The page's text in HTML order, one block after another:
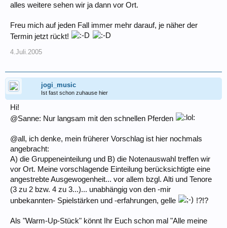
alles weitere sehen wir ja dann vor Ort.
Freu mich auf jeden Fall immer mehr darauf, je näher der
Termin jetzt rückt!
4.Juli.2005
jogi_music
Ist fast schon zuhause hier
Hi!
@Sanne: Nur langsam mit den schnellen Pferden
@all, ich denke, mein früherer Vorschlag ist hier nochmals
angebracht:
A) die Gruppeneinteilung und B) die Notenauswahl treffen wir
vor Ort. Meine vorschlagende Einteilung berücksichtigte eine
angestrebte Ausgewogenheit... vor allem bzgl. Alti und Tenore
(3 zu 2 bzw. 4 zu 3...)... unabhängig von den -mir
unbekannten- Spielstärken und -erfahrungen, gelle
!?!?
Als "Warm-Up-Stück" könnt Ihr Euch schon mal "Alle meine